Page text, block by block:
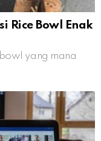
Rice Bowl Enak
yang mana